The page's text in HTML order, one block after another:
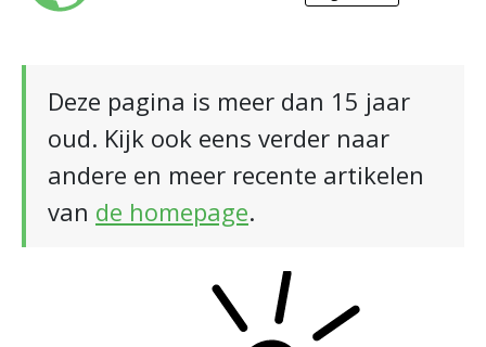
Deze pagina is meer dan 15 jaar
oud. Kijk ook eens verder naar
andere en meer recente artikelen
van de homepage.